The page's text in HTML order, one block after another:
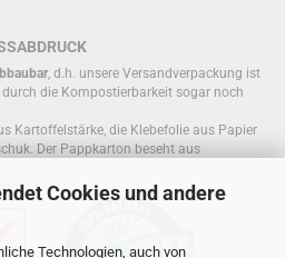
Cookies und andere
Technologien, auch von
, d.h. unsere Versandverpackung ist
durch die Kompostierbarkeit sogar noch
Kartoffelstärke, die Klebefolie aus Papier
Der Pappkarton beseht aus